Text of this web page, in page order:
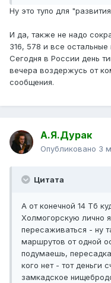
Ну это тупо для
И да, также не надо
316, 578 и все
Сегодня в России день
вечера воздержусь от
сообщения.
А.Я.Дурак
Опубликовано 3
Цитата
А от конечной 14 Тб
Холмогорскую лично
пересаживаться - ну
маршрутов от одной
подумаешь,
кого нет - тот деньги
замкадское